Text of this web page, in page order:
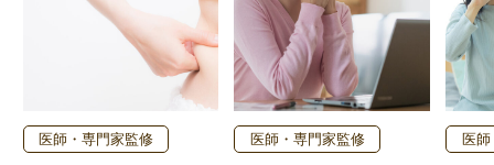
医師・専門家監修 医師・専門家監修 医